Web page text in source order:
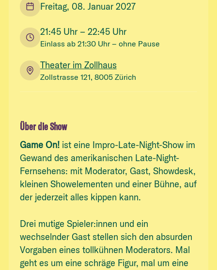
Freitag, 08. Januar 2027
21:45Uhr– 22:45 Uhr
Einlass ab 21:30Uhr– ohne Pause
Theater im Zollhaus
Zollstrasse 121, 8005 Zürich
Über die Show
Game On! ist eine Impro-Late-Night-Show im
Gewand des amerikanischen Late-Night-
Fernsehens: mit Moderator, Gast, Showdesk,
kleinen Showelementen und einer Bühne, auf
der jederzeit alles kippen kann.
Drei mutige Spieler:innen und ein
wechselnder Gast stellen sich den absurden
Vorgaben eines tollkühnen Moderators. Mal
geht es um eine schräge Figur, mal um eine